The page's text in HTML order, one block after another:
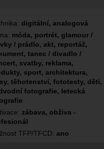
digitální, analogová
móda, portrét, glamour /
/ prádlo, akt, reportáž,
tanec / divadlo /
svatby, reklama,
sport, architektura,
těhotenství, fototesty, děti,
fotografie, letecká
zábava, obživa -
TFP/TFCD: ano